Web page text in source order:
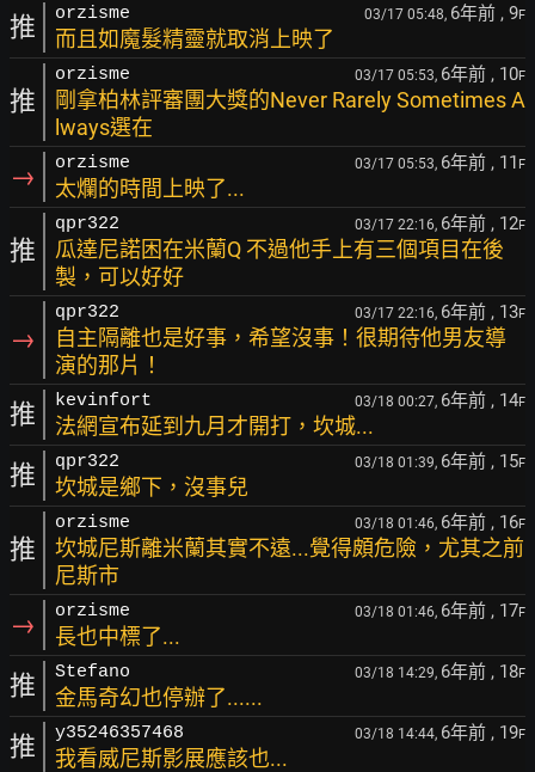
推 orzisme 03/17 05:48, 6年前 , 9F
而且如魔髮精靈就取消上映了
推
orzisme 03/17 05:53, 6年前 , 10F
剛拿柏林評審團大獎的Never Rarely Sometimes A
lways選在
→ orzisme 03/17 05:53, 6年前 , 11 F
太爛的時間上映了...
推
qpr322 03/17 22:16, 6年前 , 12F
瓜達尼諾困在米蘭Q 不過他手上有三個項目在後
製，可以好好
→
qpr322 03/17 22:16, 6年前 , 13F
自主隔離也是好事，希望沒事！很期待他男友導
演的那片！
推 kevinfort 03/18 00:27, 6年前 , 14F
法網宣布延到九月才開打，坎城...
推 qpr322 03/18 01:39, 6年前 , 15F
坎城是鄉下，沒事兒
推
orzisme 03/18 01:46, 6年前 , 16F
坎城尼斯離米蘭其實不遠...覺得頗危險，尤其之前
尼斯市
→ orzisme 03/18 01:46, 6年前 , 17F
長也中標了...
推 Stefano 03/18 14:29, 6年前 , 18F
金馬奇幻也停辦了......
推 y35246357468 03/18 14:44, 6年前 , 19F
我看威尼斯影展應該也...